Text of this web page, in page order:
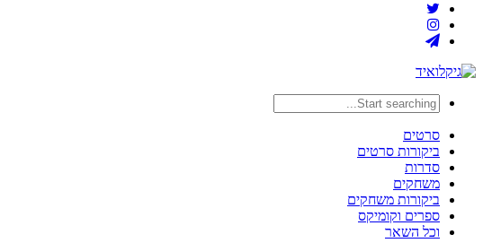
סרטים
ביקורות סרטים
סדרות
משחקים
ביקורות משחקים
ספרים וקומיקס
וכל השאר